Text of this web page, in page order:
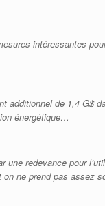
intéressantes
additionnel de 1,4 G$
énergétique…
une redevance pour
ne prend pas assez